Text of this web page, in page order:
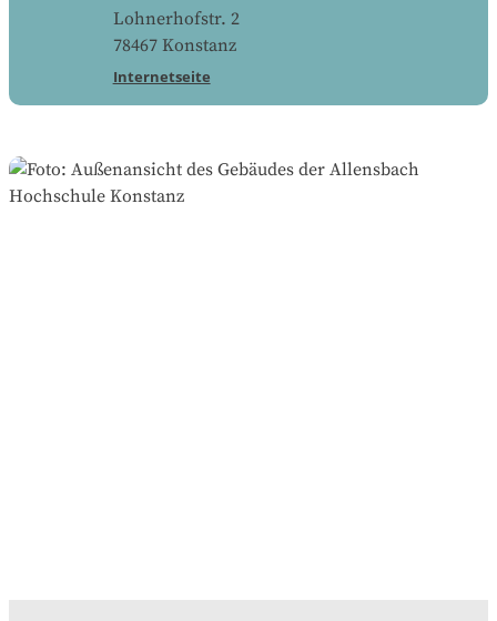
Lohnerhofstr. 2
78467 Konstanz
Internetseite